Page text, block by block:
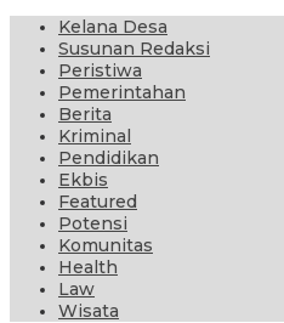
Kelana Desa
Susunan Redaksi
Peristiwa
Pemerintahan
Berita
Kriminal
Pendidikan
Ekbis
Featured
Potensi
Komunitas
Health
Law
Wisata